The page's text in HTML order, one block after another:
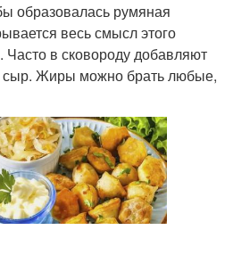
образовалась румяная
весь смысл этого
Часто в сковороду добавляют
сыр. Жиры можно брать любые,